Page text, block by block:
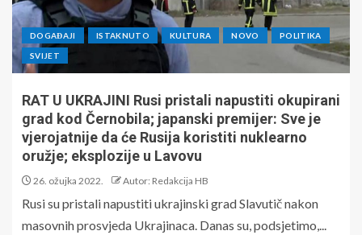
DOGAĐAJI ISTAKNUTO KULTURA NOVO POLITIKA
SVIJET
RAT U UKRAJINI Rusi pristali napustiti okupirani
grad kod Černobila; japanski premijer: Sve je
vjerojatnije da će Rusija koristiti nuklearno
oružje; eksplozije u Lavovu
26. ožujka 2022. Autor: Redakcija HB
Rusi su pristali napustiti ukrajinski grad Slavutič nakon
masovnih prosvjeda Ukrajinaca. Danas su, podsjetimo,...